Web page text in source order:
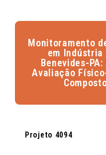
Monitoramento
em
Benevides-
Avaliação
Projeto 4094